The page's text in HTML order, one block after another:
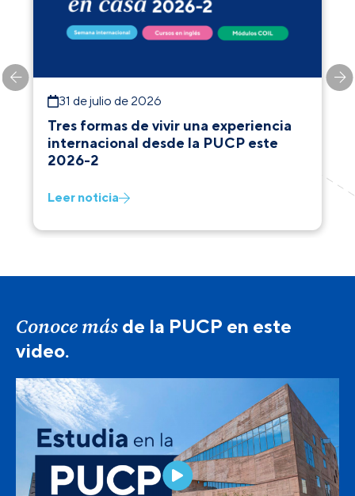
31 de julio de 2026
Tres formas de vivir una experiencia
internacional desde la PUCP este
2026-2
Leer noticia
Conoce más de la PUCP en este
video.